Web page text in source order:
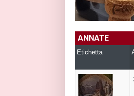
ANNATE
Etichetta